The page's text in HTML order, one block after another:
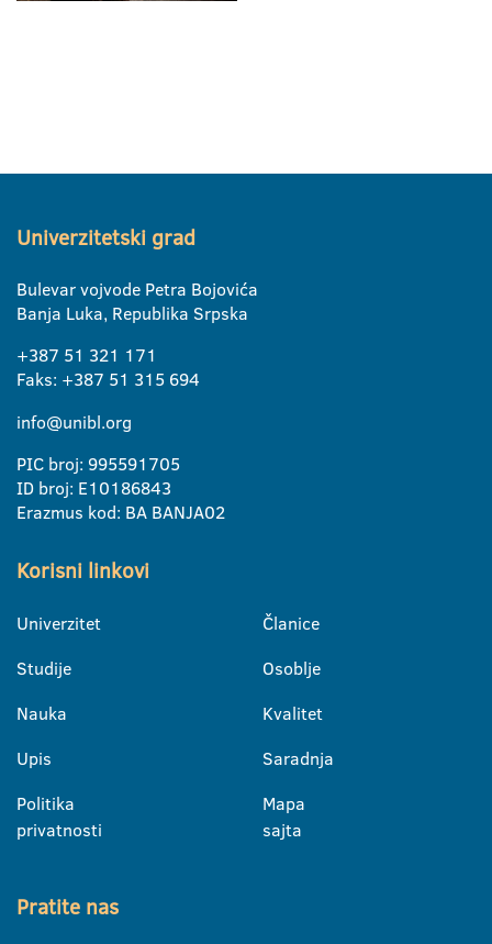
Univerzitetski grad
Bulevar vojvode Petra Bojovića
Banja Luka, Republika Srpska
+387 51 321 171
Faks: +387 51 315 694
info@unibl.org
PIC broj: 995591705
ID broj: E10186843
Erazmus kod: BA BANJA02
Korisni linkovi
Univerzitet
Studije
Nauka
Upis
Politika
privatnosti
Članice
Osoblje
Kvalitet
Saradnja
Mapa
sajta
Pratite nas